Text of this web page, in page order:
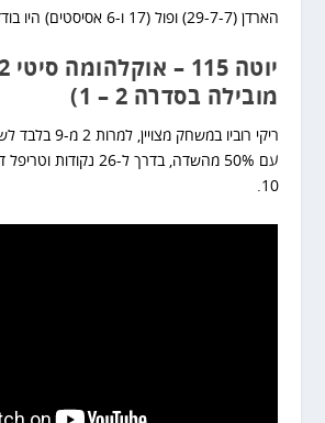
הארדן (29-7-7) ופול (17 ו-6 אסיסטים) היו בודדים במערכה.
מובילה בסדרה 2 – 1)
ריקי רוביו במשחק
10.